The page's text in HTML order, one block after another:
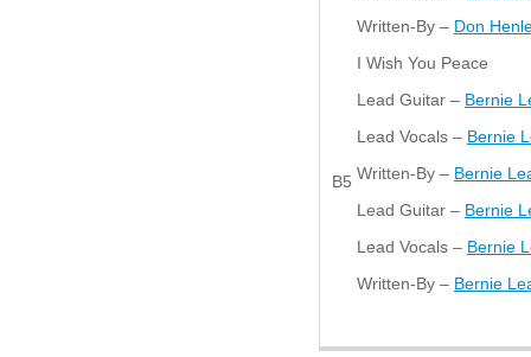
Written-By – Don
B5
I Wish You Peace
Lead Guitar – Bernie
Lead Vocals – Bernie
Written-By – Bernie
Lead Guitar – Bernie
Lead Vocals – Bernie
Written-By – Bernie